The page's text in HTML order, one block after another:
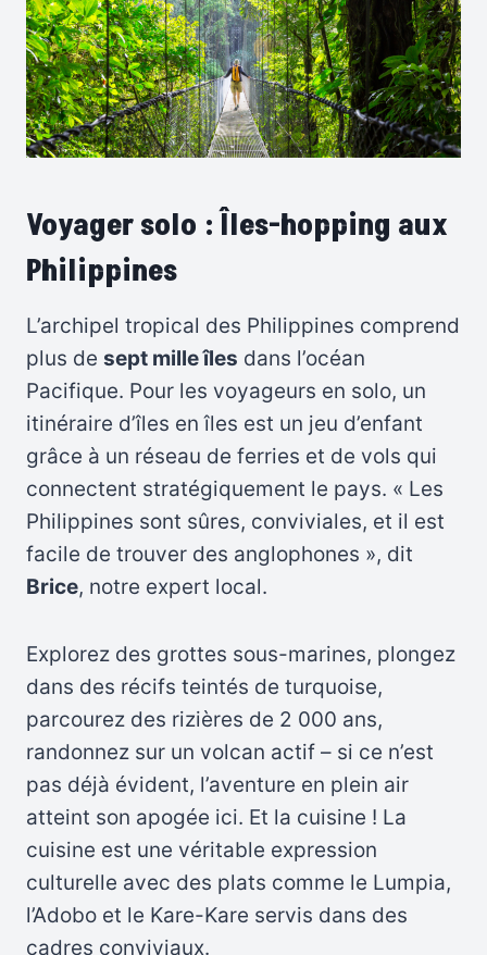
Voyager solo : Îles-hopping aux
Philippines
L’archipel tropical des Philippines comprend
plus de sept mille îles dans l’océan
Pacifique. Pour les voyageurs en solo, un
itinéraire d’îles en îles est un jeu d’enfant
grâce à un réseau de ferries et de vols qui
connectent stratégiquement le pays. « Les
Philippines sont sûres, conviviales, et il est
facile de trouver des anglophones », dit
Brice, notre expert local.
Explorez des grottes sous-marines, plongez
dans des récifs teintés de turquoise,
parcourez des rizières de 2 000 ans,
randonnez sur un volcan actif – si ce n’est
pas déjà évident, l’aventure en plein air
atteint son apogée ici. Et la cuisine ! La
cuisine est une véritable expression
culturelle avec des plats comme le Lumpia,
l’Adobo et le Kare-Kare servis dans des
cadres conviviaux.